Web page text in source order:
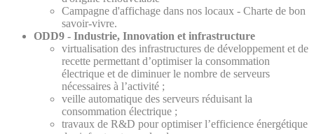
Campagne d'affichage dans nos locaux - Charte de bon
savoir-vivre.
ODD9 - Industrie, Innovation et infrastructure
virtualisation des infrastructures de développement et de
recette permettant d’optimiser la consommation
électrique et de diminuer le nombre de serveurs
nécessaires à l’activité ;
veille automatique des serveurs réduisant la
consommation électrique ;
travaux de R&D pour optimiser l’efficience énergétique